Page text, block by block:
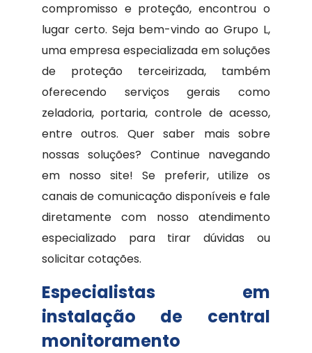
compromisso e proteção, encontrou o
lugar certo. Seja bem-vindo ao Grupo L,
uma empresa especializada em soluções
de proteção terceirizada, também
oferecendo serviços gerais como
zeladoria, portaria, controle de acesso,
entre outros. Quer saber mais sobre
nossas soluções? Continue navegando
em nosso site! Se preferir, utilize os
canais de comunicação disponíveis e fale
diretamente com nosso atendimento
especializado para tirar dúvidas ou
solicitar cotações.
Especialistas em
instalação de central
monitoramento